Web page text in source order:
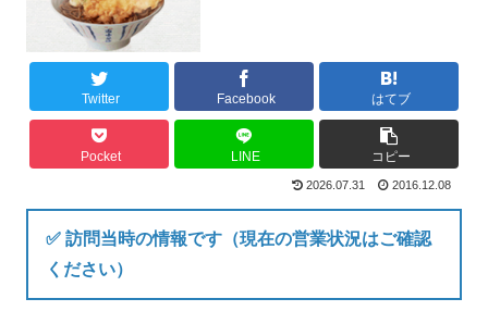
Twitter Facebook はてブ
Pocket LINE コピー
2026.07.31 2016.12.08
✅ 訪問当時の情報です（現在の営業状況はご確認
ください）